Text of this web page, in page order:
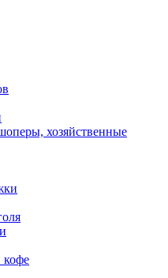
хозяйственные
кофе